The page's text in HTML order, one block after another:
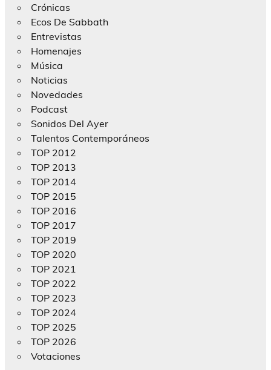
Crónicas
Ecos De Sabbath
Entrevistas
Homenajes
Música
Noticias
Novedades
Podcast
Sonidos Del Ayer
Talentos Contemporáneos
TOP 2012
TOP 2013
TOP 2014
TOP 2015
TOP 2016
TOP 2017
TOP 2019
TOP 2020
TOP 2021
TOP 2022
TOP 2023
TOP 2024
TOP 2025
TOP 2026
Votaciones